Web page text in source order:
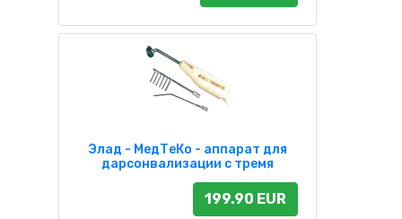
Элад - МедТеКо - аппарат для
дарсонвализации с тремя
199.90 EUR